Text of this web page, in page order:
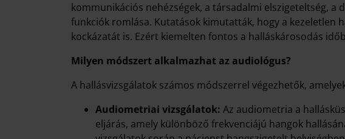
kommunikációs nehézségek, a társadalmi elszigeteltség, a
funkciók romlása. Kutatások kimutatták, hogy a kezeletlen
kockázatát is. Ezért kiemelten fontos a halláskárosodás
Milyen módszert alkalmazhat az audiológus?
A hallásvizsgálatok számos módszerrel végezhetők,
Audiometriai vizsgálatok: Az audiometria a
eljárás, amely különböző frekvenciájú hangok